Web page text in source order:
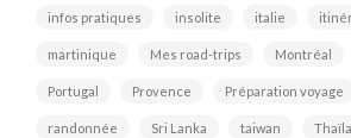
infos pratiques insolite italie
martinique Mes road-trips Montréal
Portugal Provence Préparation voyage
randonnée Sri Lanka taiwan